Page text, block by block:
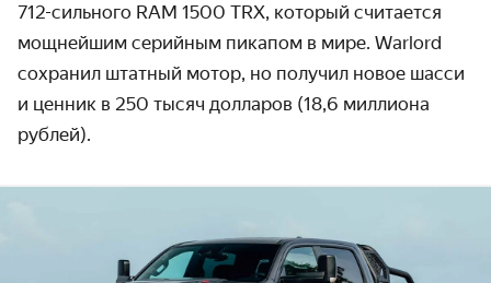
712-сильного RAM 1500 TRX, который считается
мощнейшим серийным пикапом в мире. Warlord
сохранил штатный мотор, но получил новое шасси
и ценник в 250 тысяч долларов (18,6 миллиона
рублей).